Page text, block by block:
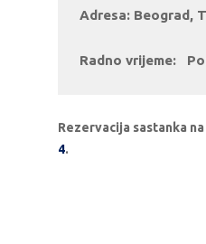
Adresa: Beograd,
Radno vrijeme:
Rezervacija sastanka
4.